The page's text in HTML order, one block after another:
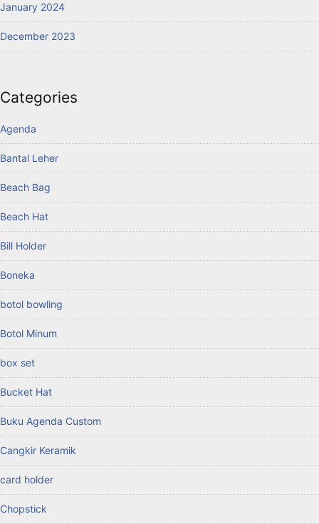
January 2024
December 2023
Categories
Agenda
Bantal Leher
Beach Bag
Beach Hat
Bill Holder
Boneka
botol bowling
Botol Minum
box set
Bucket Hat
Buku Agenda Custom
Cangkir Keramik
card holder
Chopstick